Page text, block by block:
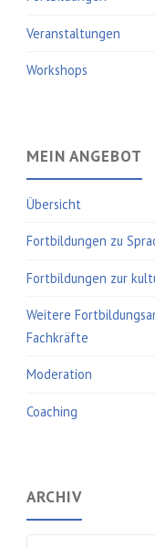
Veranstaltungen
Workshops
MEIN ANGEBOT
Übersicht
Fortbildungen zu
Fortbildungen zur
Weitere
Fachkräfte
Moderation
Coaching
ARCHIV